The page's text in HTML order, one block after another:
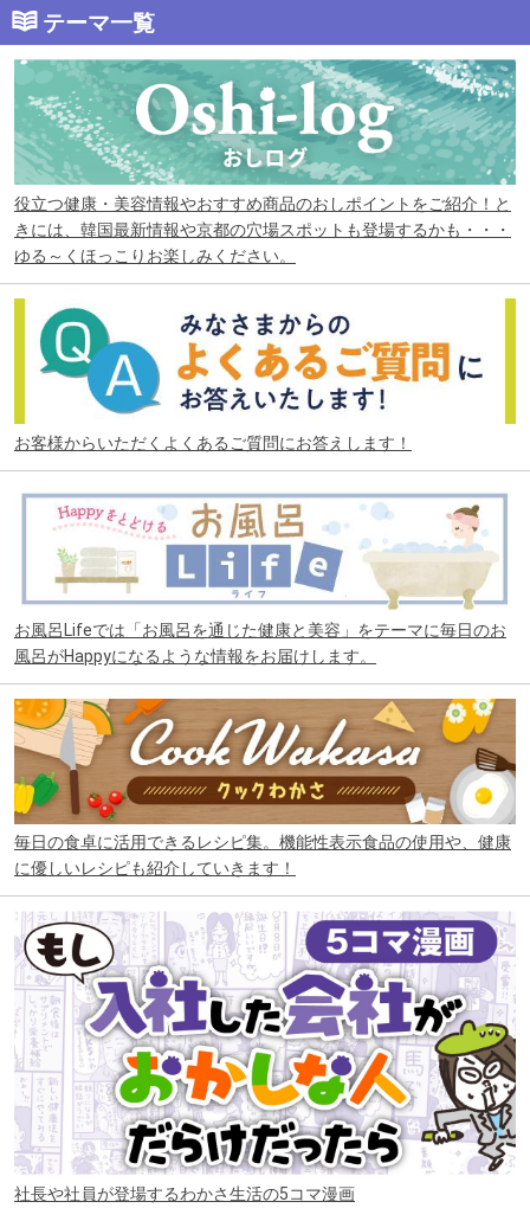
テーマ一覧
役立つ健康・美容情報やおすすめ商品のおしポイントをご紹介！と
きには、韓国最新情報や京都の穴場スポットも登場するかも・・・
ゆる～くほっこりお楽しみください。
お客様からいただくよくあるご質問にお答えします！
お風呂Lifeでは「お風呂を通じた健康と美容」をテーマに毎日のお
風呂がHappyになるような情報をお届けします。
毎日の食卓に活用できるレシピ集。機能性表示食品の使用や、健康
に優しいレシピも紹介していきます！
社長や社員が登場するわかさ生活の5コマ漫画